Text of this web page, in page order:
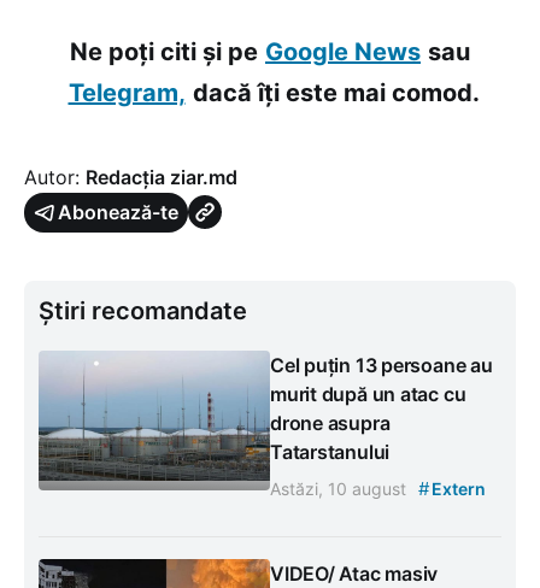
Ne poți citi și pe Google News sau
Telegram, dacă îți este mai comod.
Autor: Redacția ziar.md
Abonează-te
Știri recomandate
Cel puțin 13 persoane au
murit după un atac cu
drone asupra
Tatarstanului
Astăzi, 10 august #Extern
VIDEO/ Atac masiv